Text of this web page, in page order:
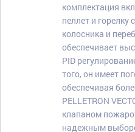
комплектация
пеллет и
колосника и
обеспечивает
PID
того, он имеет
обеспечивая
PELLETRON
клапаном
надежным